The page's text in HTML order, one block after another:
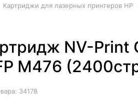
Картриджи для лазерных принтеров HP
NV-Print
M476
34178